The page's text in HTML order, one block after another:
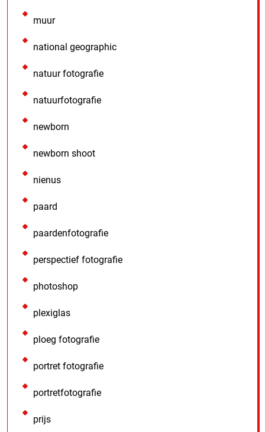
muur
national geographic
natuur fotografie
natuurfotografie
newborn
newborn shoot
nienus
paard
paardenfotografie
perspectief fotografie
photoshop
plexiglas
ploeg fotografie
portret fotografie
portretfotografie
prijs